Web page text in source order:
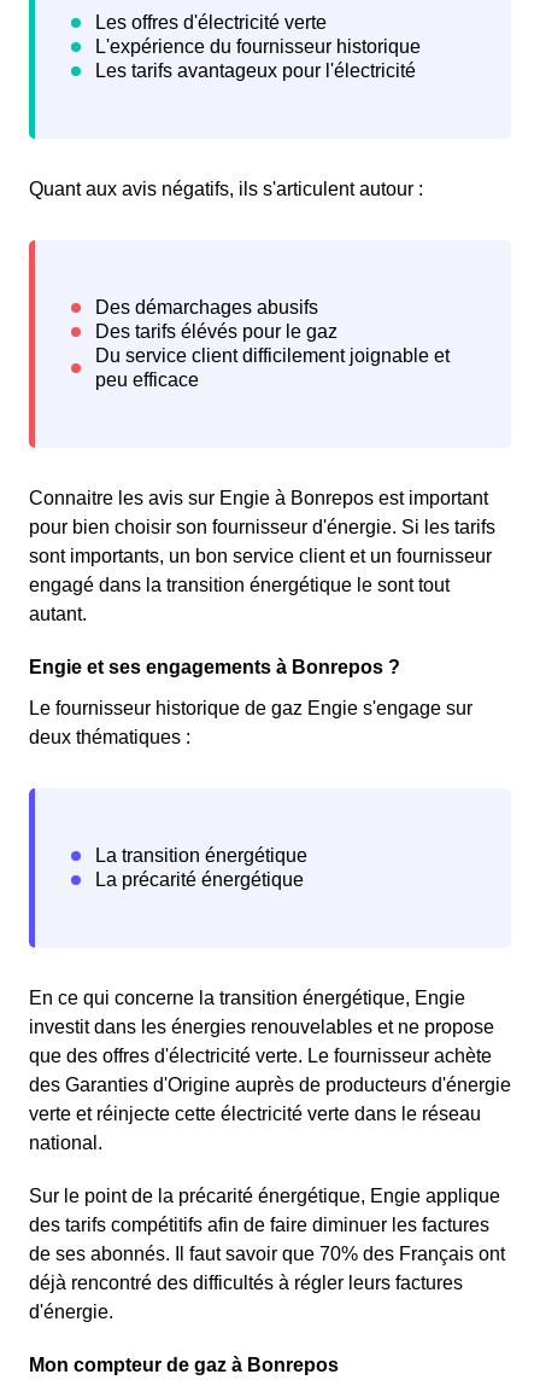
Quant aux avis négatifs, ils s'articulent autour :
Connaitre les avis sur Engie à Bonrepos est important
pour bien choisir son fournisseur d'énergie. Si les tarifs
sont importants, un bon service client et un fournisseur
engagé dans la transition énergétique le sont tout
autant.
Engie et ses engagements à Bonrepos ?
Le fournisseur historique de gaz Engie s'engage sur
deux thématiques :
En ce qui concerne la transition énergétique, Engie
investit dans les énergies renouvelables et ne propose
que des offres d'électricité verte. Le fournisseur achète
des Garanties d'Origine auprès de producteurs d'énergie
verte et réinjecte cette électricité verte dans le réseau
national.
Sur le point de la précarité énergétique, Engie applique
des tarifs compétitifs afin de faire diminuer les factures
de ses abonnés. Il faut savoir que 70% des Français ont
déjà rencontré des difficultés à régler leurs factures
d'énergie.
Mon compteur de gaz à Bonrepos